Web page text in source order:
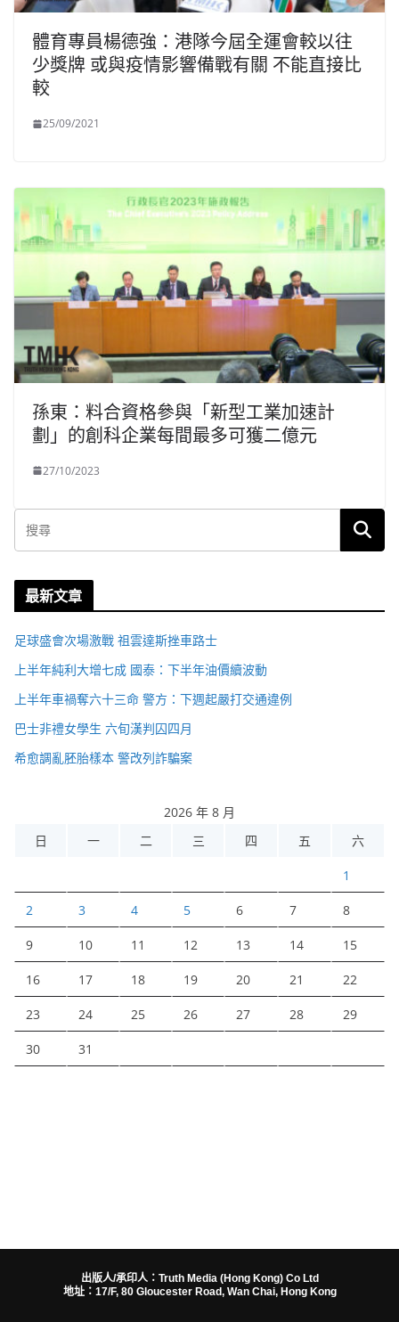
體育專員楊德強：港隊今屆全運會較以往
少獎牌 或與疫情影響備戰有關 不能直接比
較
25/09/2021
孫東：料合資格參與「新型工業加速計
劃」的創科企業每間最多可獲二億元
27/10/2023
最新文章
足球盛會次場激戰 祖雲達斯挫車路士
上半年純利大增七成 國泰：下半年油價續波動
上半年車禍奪六十三命 警方：下週起嚴打交通違例
巴士非禮女學生 六旬漢判囚四月
希愈調亂胚胎樣本 警改列詐騙案
2026 年 8 月
日
一 二 三 四 五 六
1
2 3 4 5 6 7 8
9 10 11 12 13 14 15
16 17 18 19 20 21 22
23 24 25 26 27 28 29
30 31
出版人/承印人：Truth Media (Hong Kong) Co Ltd
地址：17/F, 80 Gloucester Road, Wan Chai, Hong Kong